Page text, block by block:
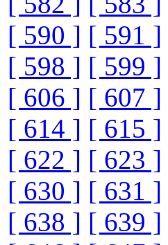
[ 590 ] [ 591 ]
[ 598 ] [ 599 ]
[ 606 ] [ 607 ]
[ 614 ] [ 615 ]
[ 622 ] [ 623 ]
[ 630 ] [ 631 ]
[ 638 ] [ 639 ]